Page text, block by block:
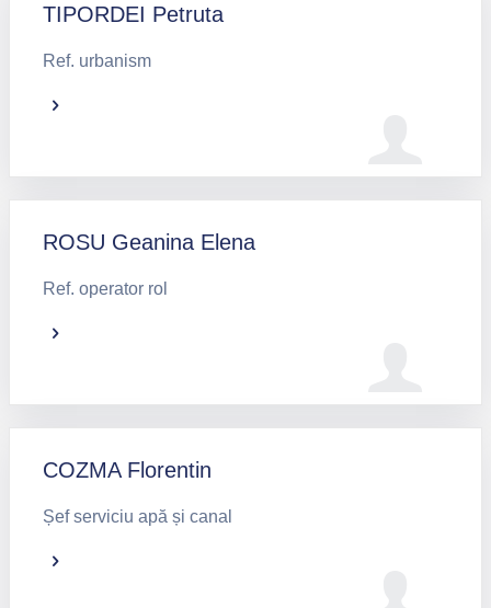
TIPORDEI Petruta
Ref. urbanism
ROSU Geanina Elena
Ref. operator rol
COZMA Florentin
Șef serviciu apă și canal